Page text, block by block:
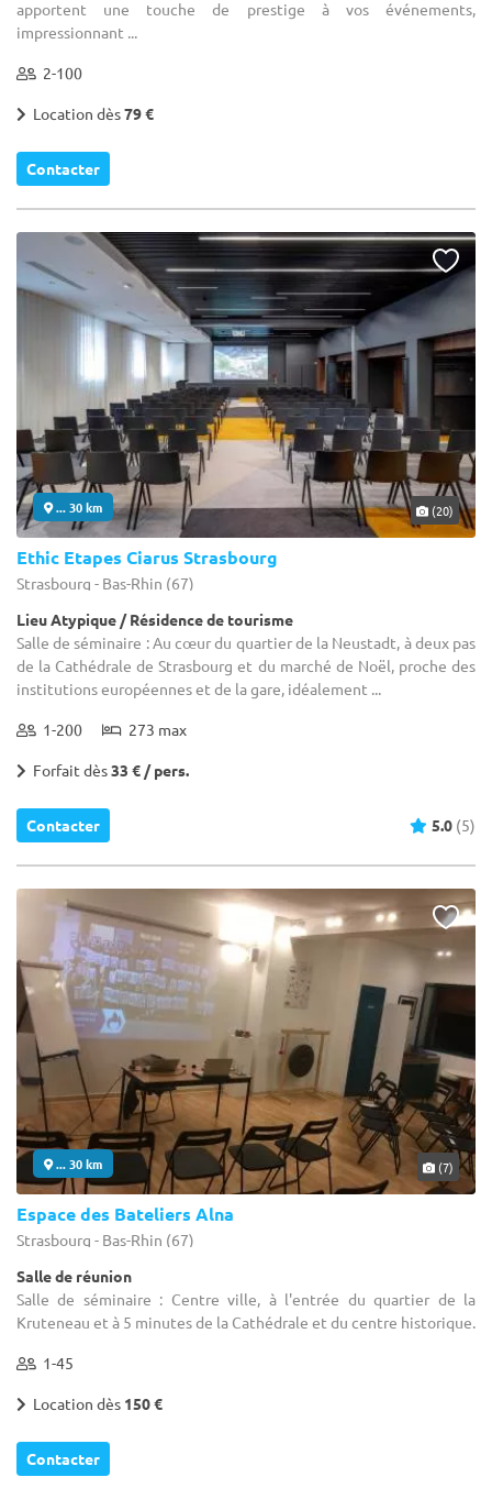
apportent une touche de prestige à vos événements,
impressionnant ...
2-100
Location dès79 €
Contacter
... 30 km (20)
Ethic Etapes Ciarus Strasbourg
Strasbourg - Bas-Rhin (67)
Lieu Atypique / Résidence de tourisme
Salle de séminaire : Au cœur du quartier de la Neustadt, à deux pas
de la Cathédrale de Strasbourg et du marché de Noël, proche des
institutions européennes et de la gare, idéalement ...
1-200 273 max
Forfait dès33 € / pers.
Contacter 5.0 (5)
... 30 km (7)
Espace des Bateliers Alna
Strasbourg - Bas-Rhin (67)
Salle de réunion
Salle de séminaire : Centre ville, à l'entrée du quartier de la
Kruteneau et à 5 minutes de la Cathédrale et du centre historique.
1-45
Location dès 150 €
Contacter